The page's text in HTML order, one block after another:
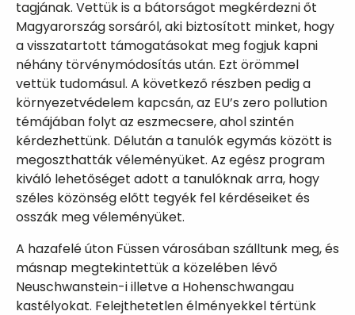
tagjának. Vettük is a bátorságot megkérdezni őt
Magyarország sorsáról, aki biztosított minket, hogy
a visszatartott támogatásokat meg fogjuk kapni
néhány törvénymódosítás után. Ezt örömmel
vettük tudomásul. A következő részben pedig a
környezetvédelem kapcsán, az EU’s zero pollution
témájában folyt az eszmecsere, ahol szintén
kérdezhettünk. Délután a tanulók egymás között is
megoszthatták véleményüket. Az egész program
kiváló lehetőséget adott a tanulóknak arra, hogy
széles közönség előtt tegyék fel kérdéseiket és
osszák meg véleményüket.
A hazafelé úton Füssen városában szálltunk meg, és
másnap megtekintettük a közelében lévő
Neuschwanstein-i illetve a Hohenschwangau
kastélyokat. Felejthetetlen élményekkel tértünk